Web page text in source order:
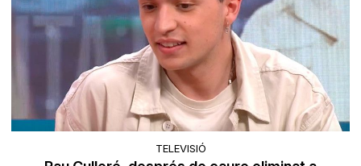
TELEVISIÓ